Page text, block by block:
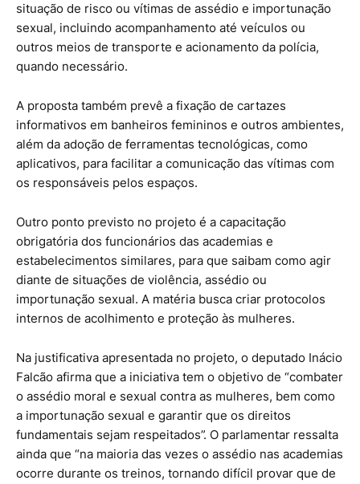
situação de risco ou vítimas de assédio e importunação
sexual, incluindo acompanhamento até veículos ou
outros meios de transporte e acionamento da polícia,
quando necessário.
A proposta também prevê a fixação de cartazes
informativos em banheiros femininos e outros ambientes,
além da adoção de ferramentas tecnológicas, como
aplicativos, para facilitar a comunicação das vítimas com
os responsáveis pelos espaços.
Outro ponto previsto no projeto é a capacitação
obrigatória dos funcionários das academias e
estabelecimentos similares, para que saibam como agir
diante de situações de violência, assédio ou
importunação sexual. A matéria busca criar protocolos
internos de acolhimento e proteção às mulheres.
Na justificativa apresentada no projeto, o deputado Inácio
Falcão afirma que a iniciativa tem o objetivo de “combater
o assédio moral e sexual contra as mulheres, bem como
a importunação sexual e garantir que os direitos
fundamentais sejam respeitados”. O parlamentar ressalta
ainda que “na maioria das vezes o assédio nas academias
ocorre durante os treinos, tornando difícil provar que de